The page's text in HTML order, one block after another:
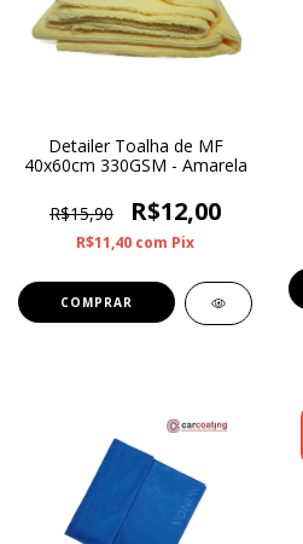
Detailer Toalha de MF
40x60cm 330GSM - Amarela
R$15,90 R$12,00
R$11,40 com Pix